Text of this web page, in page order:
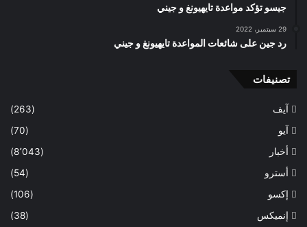
جيسو تؤكد مواعدة تايهيونغ و جيني
29 سبتمبر، 2022
رد جين على شائعات المواعدة تايهيونغ و جيني
تصنيفات
آيف
(263)
آيو
(70)
أخبار
(8٬043)
أسترو
(54)
إكسو
(106)
إنميكس
(38)